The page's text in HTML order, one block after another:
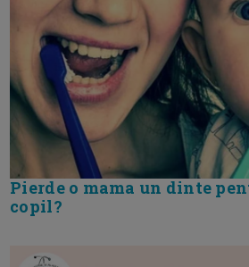
Pierde o mama un dinte
copil?